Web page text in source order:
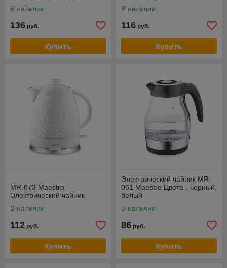
В наличии
136 руб.
Купить
В наличии
116 руб.
Купить
MR-073 Maestro
Электрический чайник
В наличии
112 руб.
Купить
Электрический чайник MR-
061 Maestro Цвета - черный,
белый
В наличии
86 руб.
Купить